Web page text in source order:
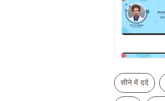
सीने में दर्द